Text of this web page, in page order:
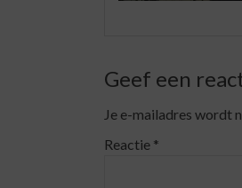
Geef een
Je e-mailadres wordt
Reactie *